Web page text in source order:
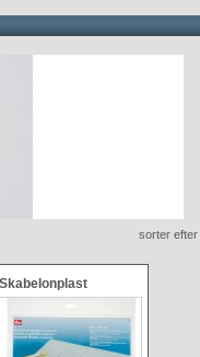
sorter efter
Skabelonplast